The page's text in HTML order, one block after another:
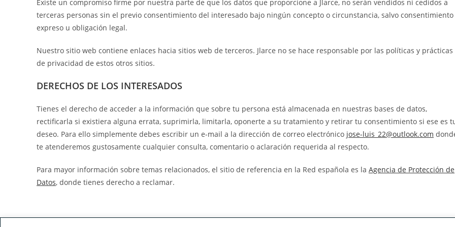
Existe un compromiso firme por nuestra parte de que los datos que proporcione a Jlarce, no serán vendidos ni cedidos a
terceras personas sin el previo consentimiento del interesado bajo ningún concepto o circunstancia, salvo consentimiento
expreso u obligación legal.
Nuestro sitio web contiene enlaces hacia sitios web de terceros. Jlarce no se hace responsable por las políticas y prácticas
de privacidad de estos otros sitios.
DERECHOS DE LOS INTERESADOS
Tienes el derecho de acceder a la información que sobre tu persona está almacenada en nuestras bases de datos,
rectificarla si existiera alguna errata, suprimirla, limitarla, oponerte a su tratamiento y retirar tu consentimiento si ese es
deseo. Para ello simplemente debes escribir un e-mail a la dirección de correo electrónico jose-luis_22@outlook.com
te atenderemos gustosamente cualquier consulta, comentario o aclaración requerida al respecto.
Para mayor información sobre temas relacionados, el sitio de referencia en la Red española es la Agencia de Protección de
Datos, donde tienes derecho a reclamar.